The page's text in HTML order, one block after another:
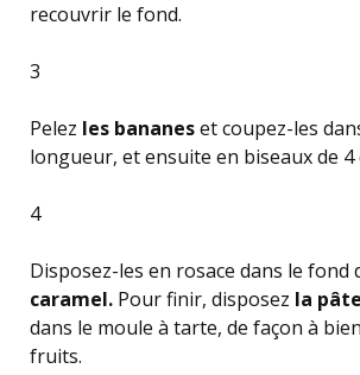
recouvrir le fond.
3
Pelez les bananeset coupez-les
longueur, et ensuite en biseaux de 4
4
Disposez-les en rosace dans le fond
caramel. Pour finir, disposez la
dans le moule à tarte, de façon à
fruits.